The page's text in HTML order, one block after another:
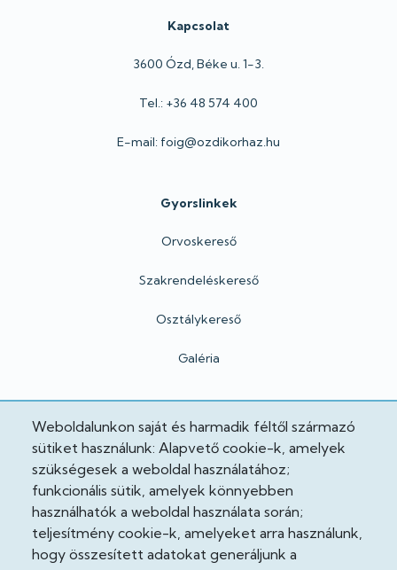
Weboldalunkon saját és harmadik féltől származó
sütiket használunk: Alapvető cookie-k, amelyek
szükségesek a weboldal használatához;
funkcionális sütik, amelyek könnyebben
használhatók a weboldal használata során;
teljesítmény cookie-k, amelyeket arra használunk,
hogy összesített adatokat generáljunk a
Kapcsolat
3600 Ózd, Béke u. 1-3.
Tel.: +36 48 574 400
E-mail: foig@ozdikorhaz.hu
Gyorslinkek
Orvoskereső
Szakrendeléskereső
Osztálykereső
Galéria
Hivatalos
Adatkezelési tájékoztató
Adatvédelmi tisztviselő
Akadálymentesítési nyilatkozat